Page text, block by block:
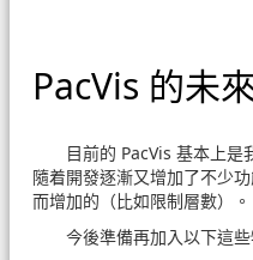
PacVis 的未
目前的 PacVis 基本上是
隨着開發逐漸又增加了不少
而增加的（比如限制層數）。
今後準備再加入以下這些